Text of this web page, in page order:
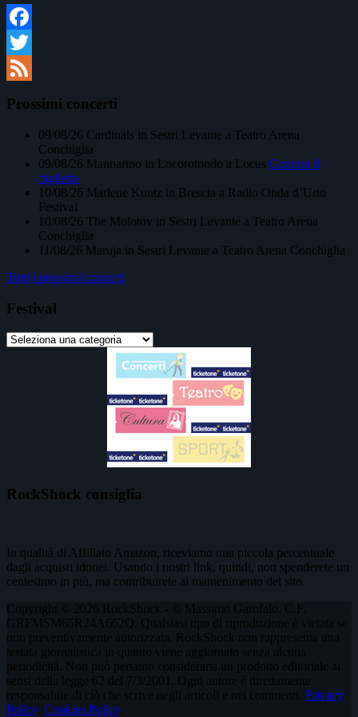
Facebook
Twitter
Prossimi concerti
09/08/26 Cardinals in Sestri Levante a Teatro Arena
Conchiglia
09/08/26 Mannarino in Locorotondo a Locus Compra il
biglietto
10/08/26 Marlene Kuntz in Brescia a Radio Onda d’Urto
Festival
10/08/26 The Molotov in Sestri Levante a Teatro Arena
Conchiglia
11/08/26 Maruja in Sestri Levante a Teatro Arena Conchiglia
Tutti i prossimi concerti
Festival
RockShock consiglia
In qualità di Affiliato Amazon, riceviamo una piccola percentuale
dagli acquisti idonei. Usando i nostri link, quindi, non spenderete un
centesimo in più, ma contribuirete al mantenimento del sito.
Copyright © 2026 RockShock - © Massimo Garofalo. C.F.
GRFMSM65R24A662Q. Qualsiasi tipo di riproduzione è vietata se
non preventivamente autorizzata. RockShock non rappresenta una
testata giornalistica in quanto viene aggiornato senza alcuna
periodicità. Non può pertanto considerarsi un prodotto editoriale ai
sensi della legge 62 del 7/3/2001. Ogni autore è direttamente
responsabile di ciò che scrive negli articoli e nei commenti. Privacy
Policy. Cookies Policy.